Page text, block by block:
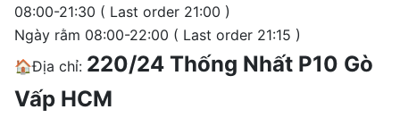
08:00-21:30 ( Last order 21:00 )
Ngày rằm 08:00-22:00 ( Last order 21:15 )
🏠Địa chỉ: 220/24 Thống Nhất P10 Gò
Vấp HCM